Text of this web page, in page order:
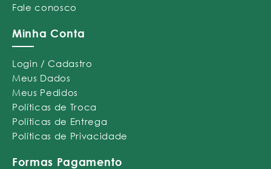
Fale conosco
Minha Conta
Login / Cadastro
Meus Dados
Meus Pedidos
Políticas de Troca
Políticas de Entrega
Políticas de Privacidade
Formas Pagamento